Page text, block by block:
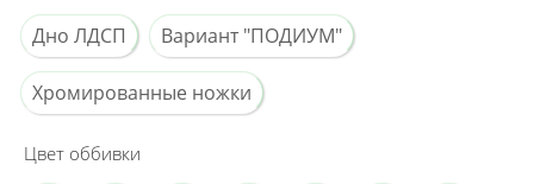
Дно ЛДСП Вариант "ПОДИУМ"
Хромированные ножки
Цвет оббивки